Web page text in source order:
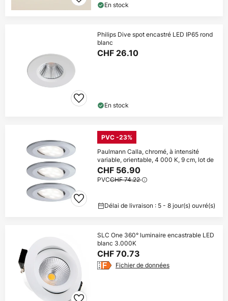
En stock
Philips Dive spot encastré LED IP65 rond
blanc
CHF 26.10
En stock
PVC -23%
Paulmann Calla, chromé, à intensité
variable, orientable, 4 000 K, 9 cm, lot de
CHF 56.90
PVCCHF 74.22
Délai de livraison : 5 - 8 jour(s) ouvré(s)
SLC One 360° luminaire encastrable LED
blanc 3.000K
CHF 70.73
Fichier de données